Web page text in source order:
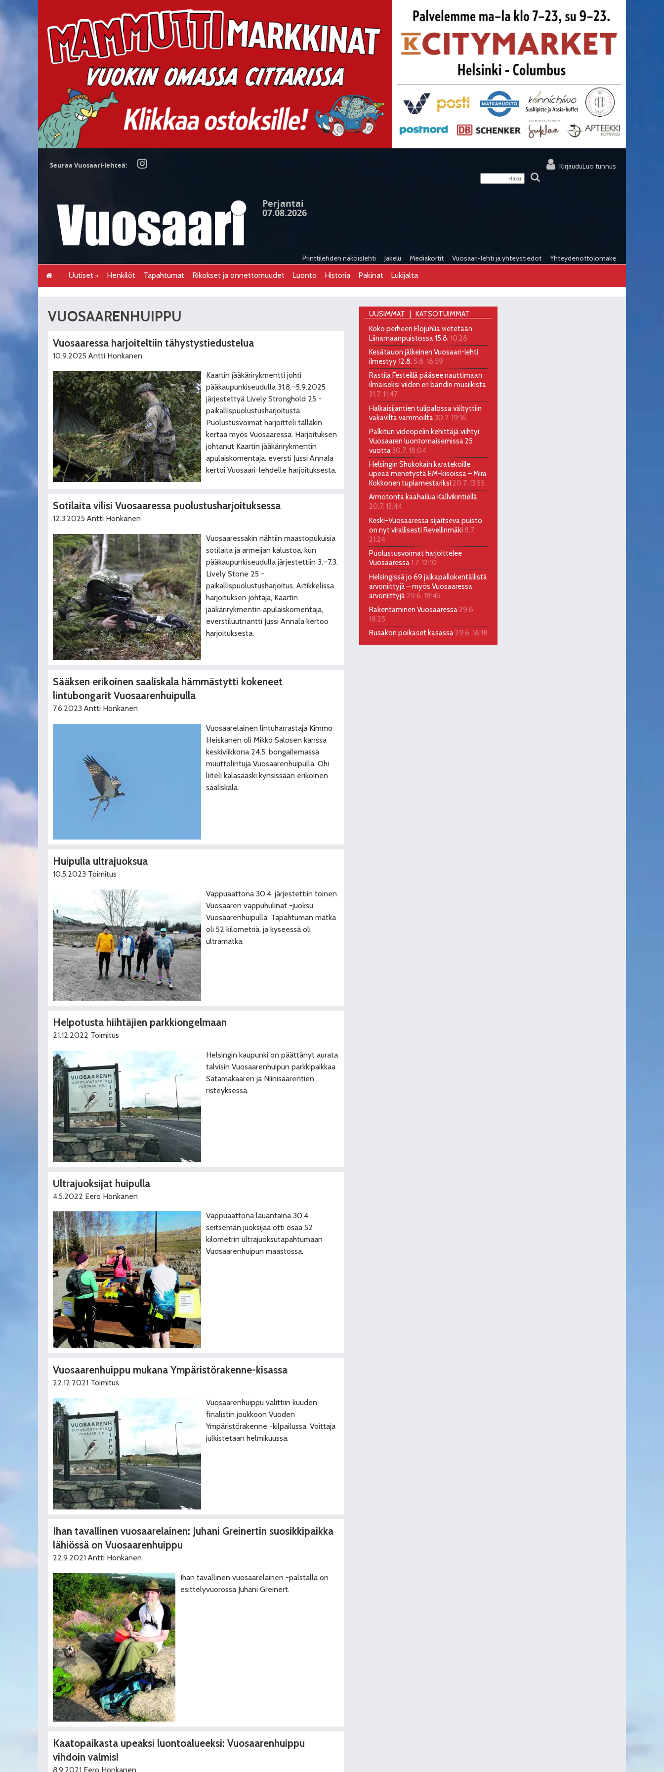
KirjauduLuo tunnus
Seuraa Vuosaari-lehteä:
Perjantai
07.08.2026
Printtilehden näköislehti Jakelu Mediakortit Vuosaari-lehti ja yhteystiedot Yhteydenottolomake
Uutiset Henkilöt Tapahtumat Rikokset ja onnettomuudet Luonto Historia Pakinat Lukijalta
VUOSAARENHUIPPU
Vuosaaressa harjoiteltiin tähystystiedustelua
10.9.2025 Antti Honkanen
Kaartin jääkärirykmentti johti
pääkaupunkiseudulla 31.8.–5.9.2025
järjestettyä Lively Stronghold 25 -
paikallispuolustusharjoitusta.
Puolustusvoimat harjoitteli tälläkin
kertaa myös Vuosaaressa. Harjoituksen
johtanut Kaartin jääkärirykmentin
apulaiskomentaja, eversti Jussi Annala
kertoi Vuosaari-lehdelle harjoituksesta.
Sotilaita vilisi Vuosaaressa puolustusharjoituksessa
12.3.2025 Antti Honkanen
Vuosaaressakin nähtiin maastopukuisia
sotilaita ja armeijan kalustoa, kun
pääkaupunkiseudulla järjestettiin 3.–7.3.
Lively Stone 25 -
paikallispuolustusharjoitus. Artikkelissa
harjoituksen johtaja, Kaartin
jääkärirykmentin apulaiskomentaja,
everstiluutnantti Jussi Annala kertoo
harjoituksesta.
Sääksen erikoinen saaliskala hämmästytti kokeneet
lintubongarit Vuosaarenhuipulla
7.6.2023 Antti Honkanen
Vuosaarelainen lintuharrastaja Kimmo
Heiskanen oli Mikko Salosen kanssa
keskiviikkona 24.5. bongailemassa
muuttolintuja Vuosaarenhuipulla. Ohi
liiteli kalasääski kynsissään erikoinen
saaliskala.
Huipulla ultrajuoksua
10.5.2023 Toimitus
Vappuaattona 30.4. järjestettiin toinen
Vuosaaren vappuhulinat -juoksu
Vuosaarenhuipulla. Tapahtuman matka
oli 52 kilometriä, ja kyseessä oli
ultramatka.
Helpotusta hiihtäjien parkkiongelmaan
21.12.2022 Toimitus
Helsingin kaupunki on päättänyt aurata
talvisin Vuosaarenhuipun parkkipaikkaa
Satamakaaren ja Niinisaarentien
risteyksessä.
Ultrajuoksijat huipulla
4.5.2022 Eero Honkanen
Vappuaattona lauantaina 30.4.
seitsemän juoksijaa otti osaa 52
kilometrin ultrajuoksutapahtumaan
Vuosaarenhuipun maastossa.
Vuosaarenhuippu mukana Ympäristörakenne-kisassa
22.12.2021 Toimitus
Vuosaarenhuippu valittiin kuuden
finalistin joukkoon Vuoden
Ympäristörakenne -kilpailussa. Voittaja
julkistetaan helmikuussa.
Ihan tavallinen vuosaarelainen: Juhani Greinertin suosikkipaikka
lähiössä on Vuosaarenhuippu
22.9.2021 Antti Honkanen
Ihan tavallinen vuosaarelainen -palstalla on
esittelyvuorossa Juhani Greinert.
Kaatopaikasta upeaksi luontoalueeksi: Vuosaarenhuippu
vihdoin valmis!
8.9.2021 Eero Honkanen
UUSIMMAT
KATSOTUIMMAT
Koko perheen Elojuhlia vietetään
Liinamaanpuistossa 15.8. 10:28
Kesätauon jälkeinen Vuosaari-lehti
ilmestyy 12.8. 5.8. 18:59
Rastila Festeillä pääsee nauttimaan
ilmaiseksi viiden eri bändin musiikista
31.7. 11:47
Halkaisijantien tulipalossa vältyttiin
vakavilta vammoilta 30.7. 19:16
Palkitun videopelin kehittäjä viihtyi
Vuosaaren luontomaisemissa 25
vuotta30.7. 18:04
Helsingin Shukokain karatekoille
upeaa menetystä EM-kisoissa – Mira
Kokkonen tuplamestariksi 20.7. 13:55
Armotonta kaahailua Kallvikintiellä
20.7. 13:44
Keski-Vuosaaressa sijaitseva puisto
on nyt virallisesti Revellinmäki 8.7.
21:24
Puolustusvoimat harjoittelee
Vuosaaressa 1.7. 12:10
Helsingissä jo 69 jalkapallokentällistä
arvoniittyjä – myös Vuosaaressa
arvoniittyjä 29.6. 18:45
Rakentaminen Vuosaaressa29.6.
18:25
Rusakon poikaset kasassa29.6. 18:18